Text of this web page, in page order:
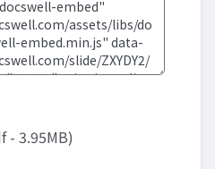
- 3.95MB)